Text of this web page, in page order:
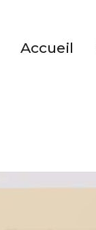
Accueil